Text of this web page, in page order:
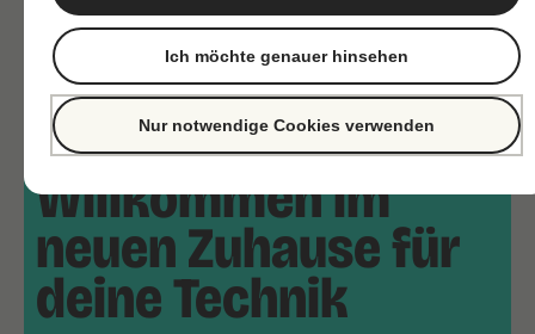
Willkommen im
neuen Zuhause für
deine Technik
Nur notwendige Cookies verwenden
Ich möchte genauer hinsehen